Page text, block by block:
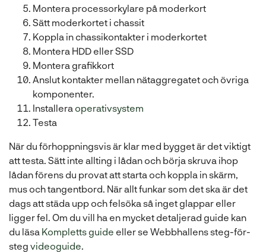
Montera processorkylare på moderkort
Sätt moderkortet i chassit
Koppla in chassikontakter i moderkortet
Montera HDD eller SSD
Montera grafikkort
Anslut kontakter mellan nätaggregatet och övriga
komponenter.
Installera operativsystem
Testa
När du förhoppningsvis är klar med bygget är det viktigt
att testa. Sätt inte allting i lådan och börja skruva ihop
lådan förens du provat att starta och koppla in skärm,
mus och tangentbord. När allt funkar som det ska är det
dags att städa upp och felsöka så inget glappar eller
ligger fel. Om du vill ha en mycket detaljerad guide kan
du läsa Kompletts guide eller se Webbhallens steg-för-
steg videoguide.